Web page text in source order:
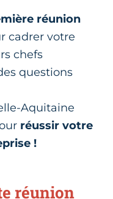
réunion
cadrer votre
chefs
questions
Aquitaine
réussir votre
!
réunion